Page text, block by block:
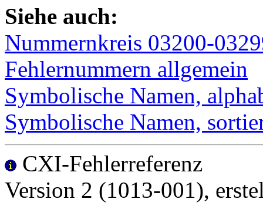
Siehe auch:
Nummernkreis 03200-
Fehlernummern allgemein
Symbolische Namen,
Symbolische Namen,
CXI-Fehlerreferenz
Version 2 (1013-001),